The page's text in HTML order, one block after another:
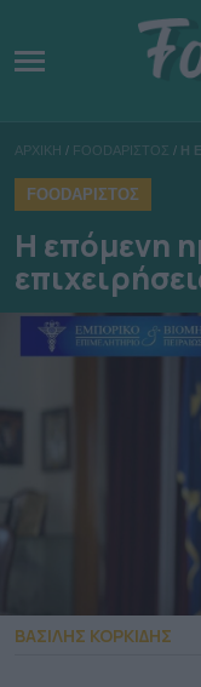
ΑΡΧΙΚΗ / FOODΑΡΙΣΤΟΣ / Η
FOODΑΡΙΣΤΟΣ
Η επόμενη
ΒΑΣΙΛΗΣ ΚΟΡΚΙΔΗΣ